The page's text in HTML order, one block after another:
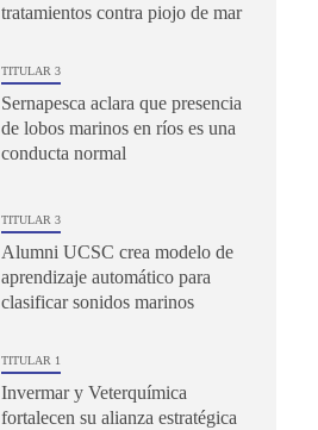
tratamientos contra piojo de mar
TITULAR 3
Sernapesca aclara que presencia
de lobos marinos en ríos es una
conducta normal
TITULAR 3
Alumni UCSC crea modelo de
aprendizaje automático para
clasificar sonidos marinos
TITULAR 1
Invermar y Veterquímica
fortalecen su alianza estratégica